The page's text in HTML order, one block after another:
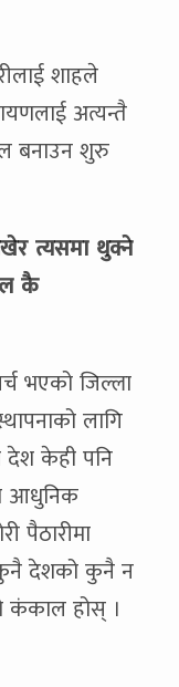
शाहले
अत्यन्तै
बनाउन शुरु
त्यसमा थुक्ने
कै
भएको जिल्ला
लागि
देश केही पनि
आधुनिक
पैठारीमा
कुनै देशको कुनै न
कंकाल होस् ।